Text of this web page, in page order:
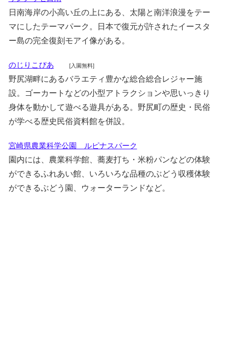
日南海岸の小高い丘の上にある、太陽と南洋浪漫をテー
マにしたテーマパーク。日本で復元が許されたイースタ
ー島の完全復刻モアイ像がある。
のじりこぴあ [入園無料]
野尻湖畔にあるバラエティ豊かな総合総合レジャー施
設。ゴーカートなどの小型アトラクションや思いっきり
身体を動かして遊べる遊具がある。野尻町の歴史・民俗
が学べる歴史民俗資料館を併設。
宮崎県農業科学公園 ルピナスパーク
園内には、農業科学館、蕎麦打ち・米粉パンなどの体験
ができるふれあい館、いろいろな品種のぶどう収穫体験
ができるぶどう園、ウォーターランドなど。